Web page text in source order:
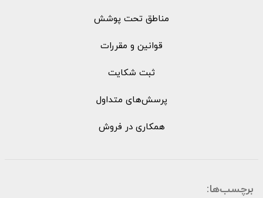
مناطق تحت پوشش
قوانین و مقررات
ثبت شکایت
پرسش‌های متداول
همکاری در فروش
برچسب‌ها: